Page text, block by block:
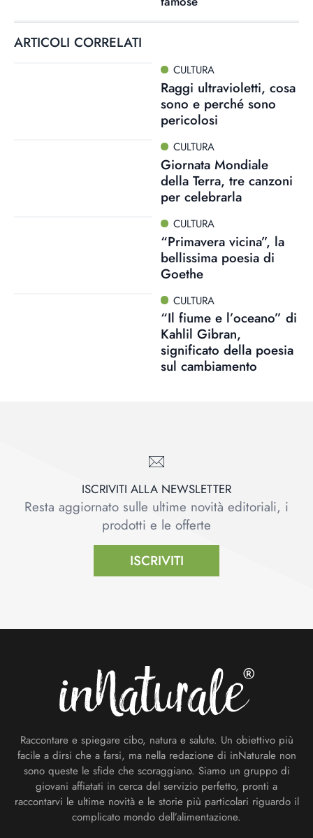
ARTICOLI CORRELATI
CULTURA
Raggi ultravioletti, cosa
sono e perché sono
pericolosi
CULTURA
Giornata Mondiale
della Terra, tre canzoni
per celebrarla
CULTURA
“Primavera vicina”, la
bellissima poesia di
Goethe
CULTURA
“Il fiume e l’oceano” di
Kahlil Gibran,
significato della poesia
sul cambiamento
ISCRIVITI ALLA NEWSLETTER
Resta aggiornato sulle ultime novità editoriali, i
prodotti e le offerte
ISCRIVITI
Raccontare e spiegare cibo, natura e salute. Un obiettivo più
facile a dirsi che a farsi, ma nella redazione di inNaturale non
sono queste le sfide che scoraggiano. Siamo un gruppo di
giovani affiatati in cerca del servizio perfetto, pronti a
raccontarvi le ultime novità e le storie più particolari riguardo il
complicato mondo dell’alimentazione.